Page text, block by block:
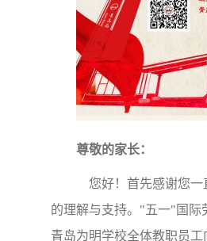
尊敬的家长：
您好！首先感谢您一
的理解与支持。"五一"国际
青岛为明学校全体教职员